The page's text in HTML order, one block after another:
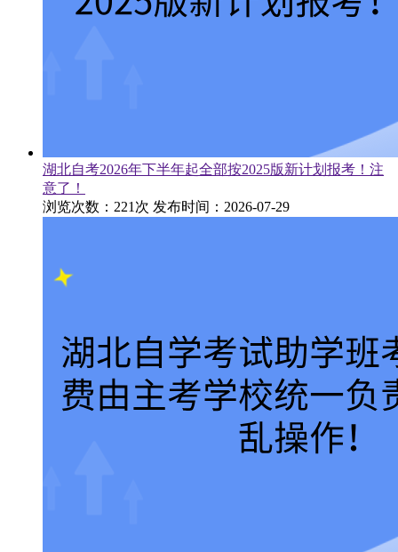
湖北自考2026年下半年起全部按2025版新计划报考！注
意了！
浏览次数：221次 发布时间：2026-07-29